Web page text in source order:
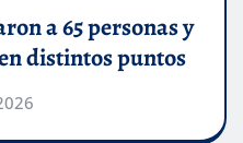
a 65 personas y
distintos puntos